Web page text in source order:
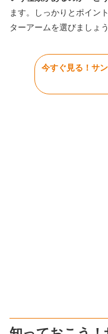
ます。しっかりとポイン
ターアームを選びましょう
今すぐ見る！サ